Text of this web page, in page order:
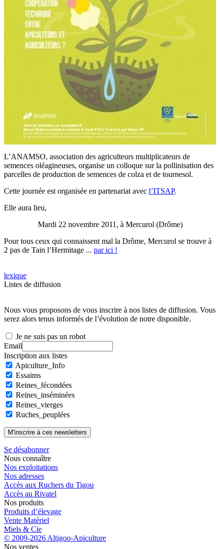
L’ANAMSO, association des agriculteurs multiplicateurs de
semences oléagineuses, organise un colloque sur la pollinisation des
parcelles de production de semences de colza et de tournesol.
Cette journée est organisée en partenariat avec l’ITSAP.
Elle aura lieu,
Mardi 22 novembre 2011, à Mercurol (Drôme)
Pour tous ceux qui connaissent mal la Drôme, Mercurol se trouve à
2 pas de Tain l’Hermitage ... par ici !
lexique
Listes de diffusion
Nous vous proposons de vous inscrire à nos listes de diffusion. Vous
serez alors tenus informés de l’évolution de notre disponible.
Je ne suis pas un robot
Email
Inscription aux listes
Apiculture_Info
Essaims
Reines_fécondées
Reines_inséminées
Reines_vierges
Ruches_peuplées
Se désabonner
Nous connaître
Nos exploitations
Nos adresses
Accès aux Ruchers du Tigou
Accès au Rivatel
Nos produits
Produits d’élevage
Vente Matériel
Miels & Cie
© 2009-2026 Altigoo-Apiculture
Nos ventes